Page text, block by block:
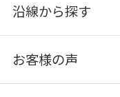
沿線から探す
お客様の声